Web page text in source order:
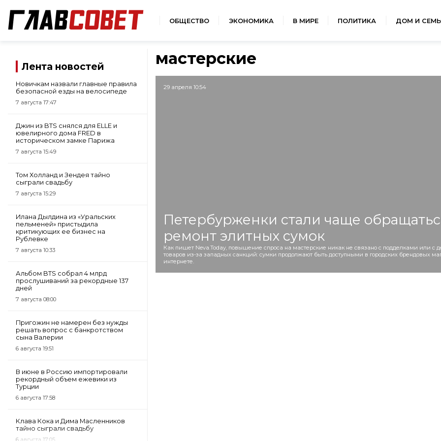
ОБЩЕСТВО ЭКОНОМИКА В МИРЕ ПОЛИТИКА ДОМ И
Лента новостей
Новичкам назвали главные правила
безопасной езды на велосипеде
7 августа 17:47
Джин из BTS снялся для ELLE и
ювелирного дома FRED в
историческом замке Парижа
7 августа 15:49
Том Холланд и Зендея тайно
сыграли свадьбу
7 августа 15:29
Илана Дылдина из «Уральских
пельменей» пристыдила
критикующих ее бизнес на
Рублевке
7 августа 10:33
Альбом BTS собрал 4 млрд
прослушиваний за рекордные 137
дней
7 августа 08:00
Пригожин не намерен без нужды
решать вопрос с банкротством
сына Валерии
6 августа 19:51
В июне в Россию импортировали
рекордный объем ежевики из
Турции
6 августа 17:58
Клава Кока и Дима Масленников
тайно сыграли свадьбу
6 августа 17:05
мастерские
29 апреля 10:54
Петербурженки стали чаще
ремонт элитных сумок
Как пишет Neva.Today, повышение спроса на мастерские никак не связано с подделками или с
товаров из-за западных санкций: сумки продолжают быть доступными в городских брендовых
интернете.